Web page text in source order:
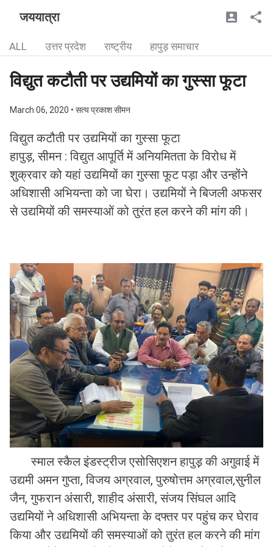
जययात्रा
ALL उत्तर प्रदेश राष्ट्रीय हापुड़ समाचार
विद्युत कटौती पर उद्यमियों का गुस्सा फूटा
March 06, 2020 • सत्य प्रकाश सीमन
विद्युत कटौती पर उद्यमियों का गुस्सा फूटा
हापुड़, सीमन : विद्युत आपूर्ति में अनियमितता के विरोध में
शुक्रवार को यहां उद्यमियों का गुस्सा फूट पड़ा और उन्होंने
अधिशासी अभियन्ता को जा घेरा। उद्यमियों ने बिजली अफसर
से उद्यमियों की समस्याओं को तुरंत हल करने की मांग की।
स्माल स्कैल इंडस्ट्रीज एसोसिएशन हापुड़़ की अगुवाई में
उद्यमी अमन गुप्ता, विजय अग्रवाल, पुरुषोत्तम अग्रवाल,सुनील
जैन, गुफरान अंसारी, शाहीद अंसारी, संजय सिंघल आदि
उद्यमियों ने अधिशासी अभियन्ता के दफ्तर पर पहुंच कर घेराव
किया और उद्यमियों की समस्याओं को तुरंत हल करने की मांग